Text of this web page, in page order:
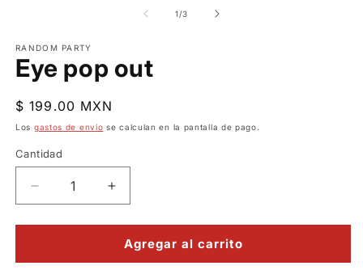
una
ventana
modal
1/de
3
RANDOM PARTY
Eye pop out
Precio
habitual
$ 199.00 MXN
Los gastos de envío se calculan en la pantalla de pago.
Cantidad
Reducir
cantidad
para
pop
Aumentar
cantidad
para
Eye
pop
Agregar al carrito